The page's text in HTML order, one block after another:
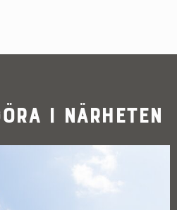
i närheten